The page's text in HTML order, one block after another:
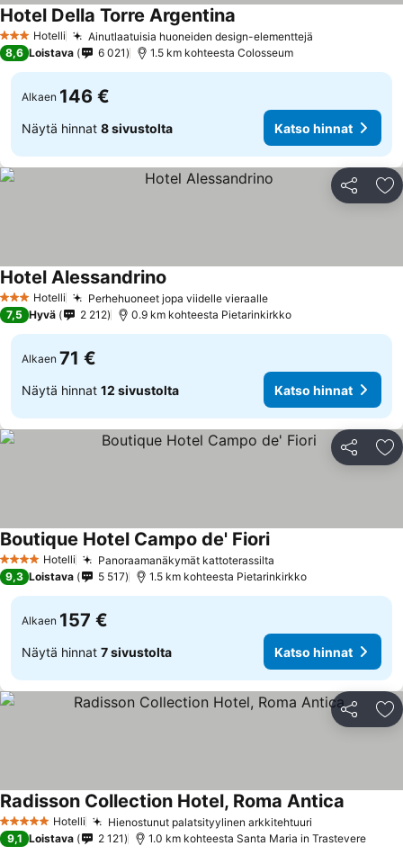
3 Tähtiluokitus
Hotelli Ainutlaatuisia huoneiden design-elementtejä
Hotel Della Torre Argentina
8,6 Loistava 6 021 1.5 km kohteesta Colosseum
Alkaen 146 €
Näytä hinnat 8 sivustolta Katso hinnat
Jaa
3 Tähtiluokitus
Hotelli Perhehuoneet jopa viidelle vieraalleKatso hinnat
Hotel Alessandrino
7,5 Hyvä 2 212 0.9 km kohteesta Pietarinkirkko
Alkaen 71 €
Näytä hinnat 12 sivustolta Katso hinnat
Jaa
4 Tähtiluokitus
Hotelli Panoraamanäkymät kattoterassilta
Boutique Hotel Campo de' FioriKatso hinnat
9,3 Loistava 5 517 1.5 km kohteesta Pietarinkirkko
Alkaen 157 €
Näytä hinnat 7 sivustolta Katso hinnat
Jaa
5 Tähtiluokitus
Hotelli Hienostunut palatsityylinen arkkitehtuuri
Radisson Collection Hotel, Roma Antica
9,1 Loistava 2 121 1.0 km kohteesta Santa Maria in Trastevere